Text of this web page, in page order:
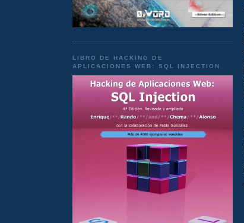
LIBRO DE HACKING DE
APLICACIONES WEB: SQL INJECTION